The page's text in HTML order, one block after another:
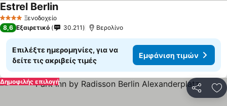
4 ΑστέριαΞενοδοχείο
Estrel BerlinΕμφάνιση τιμών
8,6 Εξαιρετικό 30.211 Βερολίνο
Επιλέξτε ημερομηνίες, για να
δείτε τις ακριβείς τιμές
Εμφάνιση τιμών
Δημοφιλής επιλογή